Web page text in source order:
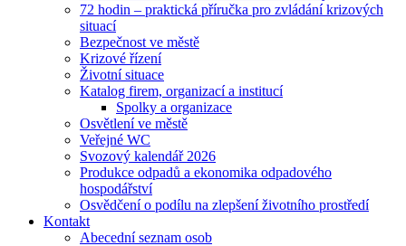
72 hodin – praktická příručka pro zvládání krizových
situací
Bezpečnost ve městě
Krizové řízení
Životní situace
Katalog firem, organizací a institucí
Spolky a organizace
Osvětlení ve městě
Veřejné WC
Svozový kalendář 2026
Produkce odpadů a ekonomika odpadového
hospodářství
Osvědčení o podílu na zlepšení životního prostředí
Kontakt
Abecední seznam osob